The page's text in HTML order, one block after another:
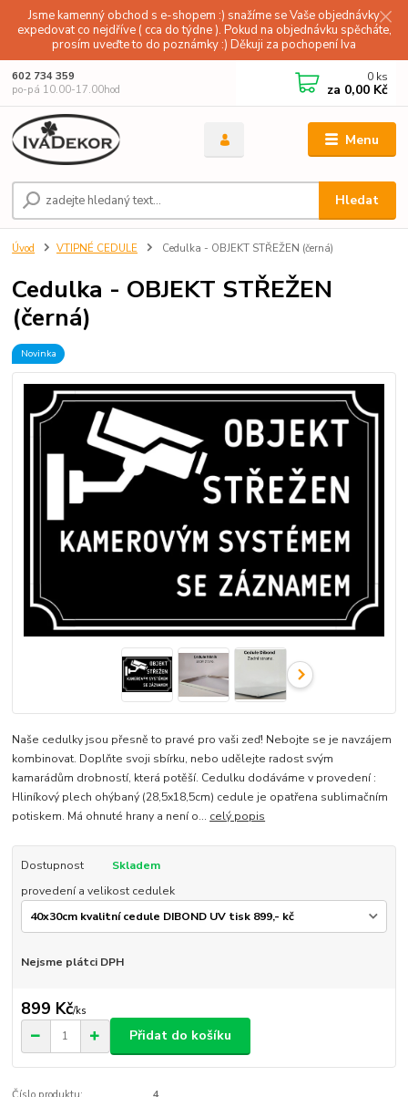
Jsme kamenný obchod s e-shopem :) snažíme se Vaše objednávky
expedovat co nejdříve ( cca do týdne ). Pokud na objednávku spěcháte,
prosím uveďte to do poznámky :) Děkuji za pochopení Iva
Menu
Hledat
602 734 359
po-pá 10.00-17.00hod
0 ks
za 0,00 Kč
Úvod VTIPNÉ CEDULE Cedulka - OBJEKT STŘEŽEN (černá)
Cedulka - OBJEKT STŘEŽEN
(černá)
Novinka
Naše cedulky jsou přesně to pravé pro vaši zeď! Nebojte se je navzájem
kombinovat. Doplňte svoji sbírku, nebo udělejte radost svým
kamarádům drobností, která potěší. Cedulku dodáváme v provedení :
Hliníkový plech ohýbaný (28,5x18,5cm) cedule je opatřena sublimačním
potiskem. Má ohnuté hrany a není o... celý popis
Dostupnost
Skladem
provedení a velikost cedulek
Nejsme plátci DPH
899 Kč/ks
Přidat do košíku